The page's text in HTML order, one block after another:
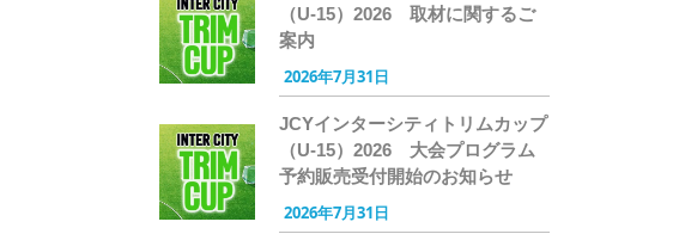
（U-15）2026 取材に関するご
案内
2026年7月31日
JCYインターシティトリムカップ
（U-15）2026 大会プログラム
予約販売受付開始のお知らせ
2026年7月31日